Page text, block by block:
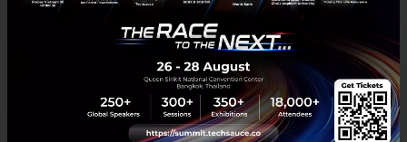
แนวคิดสำคัญคือ การใช้พลังของแพลตฟอร์มที่ใหญ่กว่า
เพื่อช่วยให้วัฒนธรรมท้องถิ่นเข้าถึงคนทั่วโลก
5. Destination: เปลี่ยนเมืองให้เป็นจุดหมายปลาย